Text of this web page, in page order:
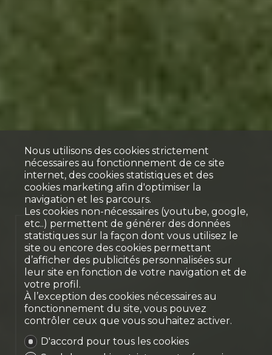
Spacieuse villa familiale
avec piscine et jacuzzi
Rossens FR
Nous utilisons des cookies strictement
nécessaires au fonctionnement de ce site
internet, des cookies statistiques et des
cookies marketing afin d'optimiser la
navigation et les parcours.
Les cookies non-nécessaires (youtube, google,
etc..) permettent de générer des données
statistiques sur la façon dont vous utilisez le
site ou encore des cookies permettant
d’afficher des publicités personnalisées sur
leur site en fonction de votre navigation et de
votre profil.
À l’exception des cookies nécessaires au
fonctionnement du site, vous pouvez
contrôler ceux que vous souhaitez activer.
D'accord pour tous les cookies